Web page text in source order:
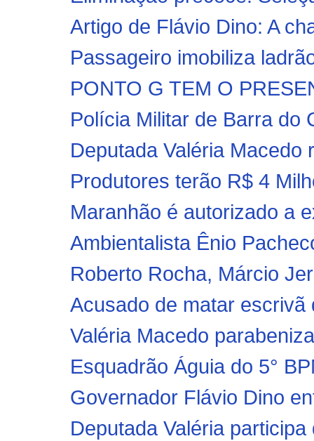
Artigo de Flávio Dino: A
Passageiro imobiliza
PONTO G TEM O
Polícia Militar de Barra do
Deputada Valéria Macedo
Produtores terão R$ 4
Maranhão é autorizado a
Ambientalista Ênio
Roberto Rocha, Márcio
Acusado de matar
Valéria Macedo
Esquadrão Águia do 5°
Governador Flávio Dino
Deputada Valéria